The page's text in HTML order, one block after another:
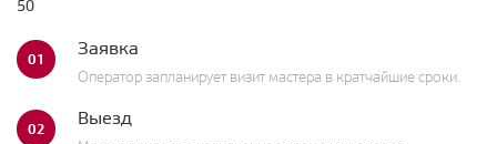
50
01 Заявка
Оператор запланирует визит мастера в кратчайшие сроки.
02 Выезд